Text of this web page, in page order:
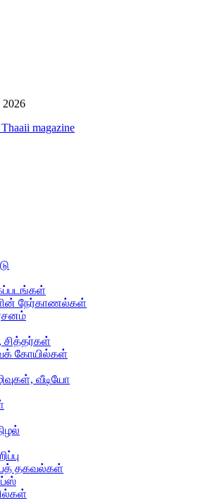
2026
magazine
நேர்காணல்கள்
கோயில்கள்
வீடியோ
தகவல்கள்